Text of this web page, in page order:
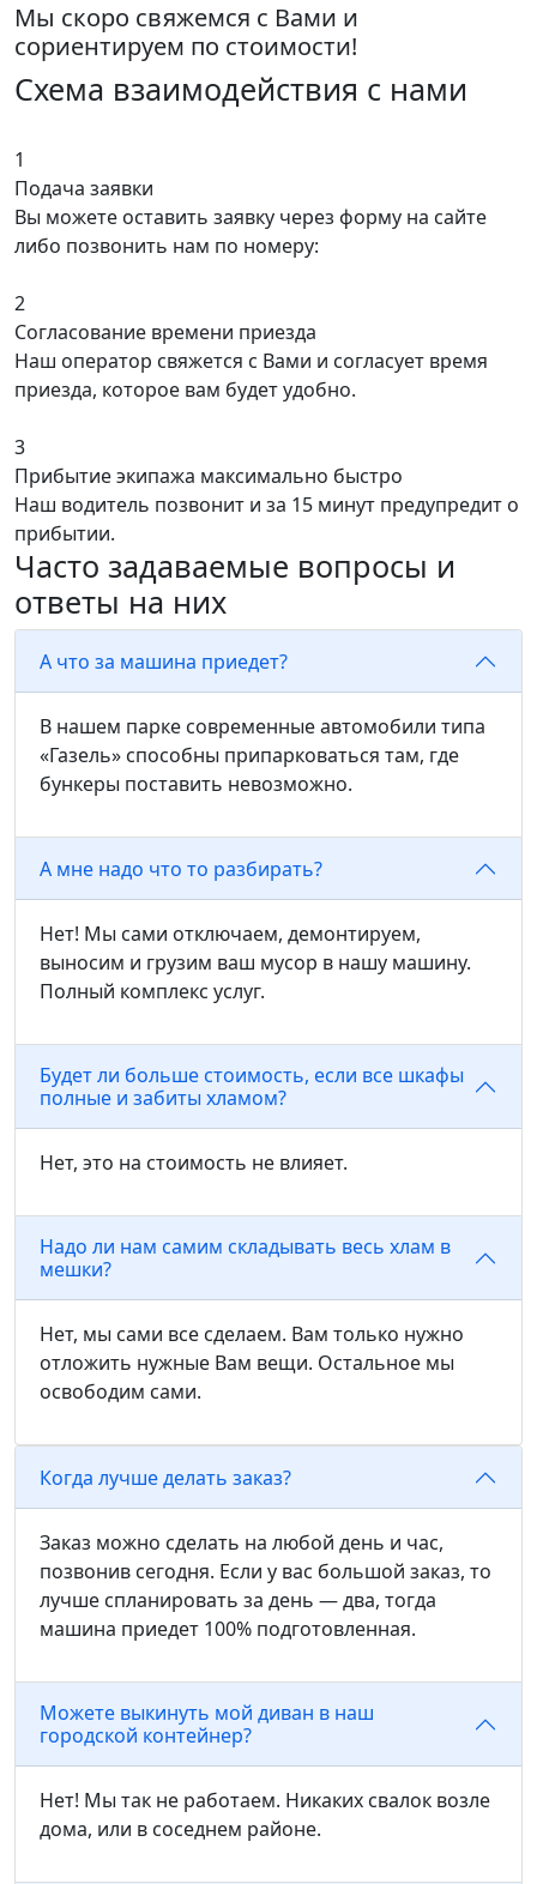
Мы скоро свяжемся с Вами и
сориентируем по стоимости!
Схема взаимодействия с нами
1
Подача заявки
Вы можете оставить заявку через форму на сайте
либо позвонить нам по номеру:
2
Согласование времени приезда
Наш оператор свяжется с Вами и согласует время
приезда, которое вам будет удобно.
3
Прибытие экипажа максимально быстро
Наш водитель позвонит и за 15 минут предупредит о
прибытии.
Часто задаваемые вопросы и
ответы на них
А что за машина приедет?
В нашем парке современные автомобили типа
«Газель» способны припарковаться там, где
бункеры поставить невозможно.
А мне надо что то разбирать?
Нет! Мы сами отключаем, демонтируем,
выносим и грузим ваш мусор в нашу машину.
Полный комплекс услуг.
Будет ли больше стоимость, если все шкафы
полные и забиты хламом?
Нет, это на стоимость не влияет.
Надо ли нам самим складывать весь хлам в
мешки?
Нет, мы сами все сделаем. Вам только нужно
отложить нужные Вам вещи. Остальное мы
освободим сами.
Когда лучше делать заказ?
Заказ можно сделать на любой день и час,
позвонив сегодня. Если у вас большой заказ, то
лучше спланировать за день — два, тогда
машина приедет 100% подготовленная.
Можете выкинуть мой диван в наш
городской контейнер?
Нет! Мы так не работаем. Никаких свалок возле
дома, или в соседнем районе.